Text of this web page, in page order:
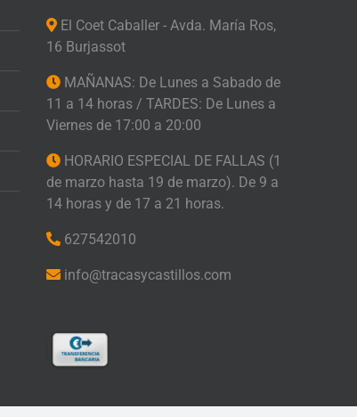
El Coet Caballer - Avda. María Ros,
16 Burjassot
MAÑANAS: De Lunes a Sabado de
11 a 14 horas / TARDES: De Lunes a
Viernes de 17:00 a 20:00
HORARIO ESPECIAL DE FALLAS (1
de marzo hasta 19 de marzo). De 9 a
14 horas y de 17 a 21 horas.
627542010
info@tracasycastillos.com